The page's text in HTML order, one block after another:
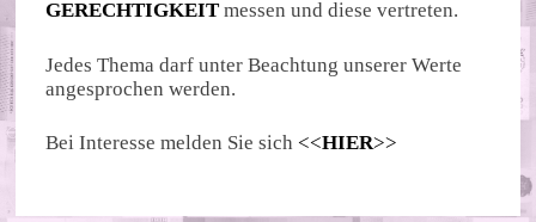
GERECHTIGKEIT messen und diese vertreten.
Jedes Thema darf unter Beachtung unserer Werte
angesprochen werden.
Bei Interesse melden Sie sich <<HIER>>